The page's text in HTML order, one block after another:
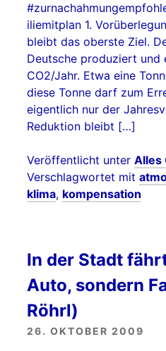
iliemitplan 1.
bleibt das oberste Ziel.
Deutsche produziert und
CO2/Jahr. Etwa eine
diese Tonne darf zum
eigentlich nur der
Reduktion bleibt […]
Veröffentlicht unter Alles
Verschlagwortet mit
klima, kompensation
In der Stadt
Auto, sondern
Röhrl)
26. OKTOBER 2009